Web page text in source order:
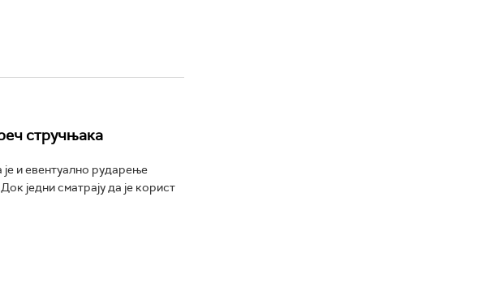
стручњака
и евентуално рударење
једни сматрају да је корист